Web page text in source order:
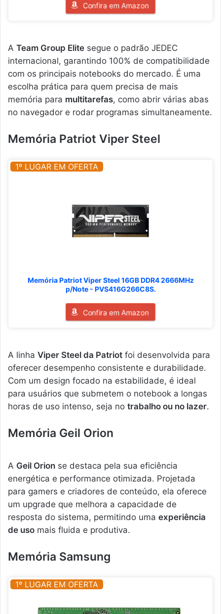
Confira em Amazon
A Team Group Elite segue o padrão JEDEC
internacional, garantindo 100% de compatibilidade
com os principais notebooks do mercado. É uma
escolha prática para quem precisa de mais
memória para multitarefas, como abrir várias abas
no navegador e rodar programas simultaneamente.
Memória Patriot Viper Steel
1º LUGAR EM OFERTA
Memória Patriot Viper Steel 16GB DDR4 2666MHz
p/Note - PVS416G266C8S.
Confira em Amazon
A linha Viper Steel da Patriot foi desenvolvida para
oferecer desempenho consistente e durabilidade.
Com um design focado na estabilidade, é ideal
para usuários que submetem o notebook a longas
horas de uso intenso, seja no trabalho ou no lazer.
Memória Geil Orion
A Geil Orion se destaca pela sua eficiência
energética e performance otimizada. Projetada
para gamers e criadores de conteúdo, ela oferece
um upgrade que melhora a capacidade de
resposta do sistema, permitindo uma experiência
de uso mais fluida e produtiva.
Memória Samsung
1º LUGAR EM OFERTA